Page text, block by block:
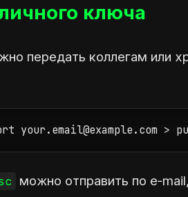
ключа
передать коллегам или
your.email@example.com >
можно отправить по